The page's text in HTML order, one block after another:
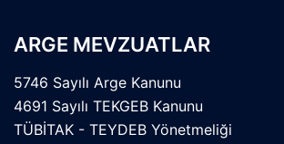
ARGE MEVZUATLAR
5746 Sayılı Arge Kanunu
4691 Sayılı TEKGEB Kanunu
TÜBİTAK - TEYDEB Yönetmeliği